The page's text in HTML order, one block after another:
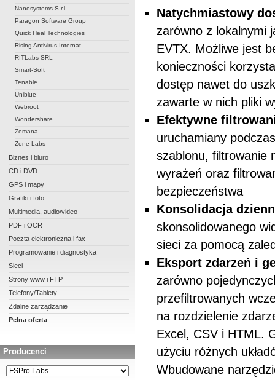
Nanosystems S.r.l.
Paragon Software Group
Quick Heal Technologies
Rising Antivirus Internat
RITLabs SRL
Smart-Soft
Tenable
Uniblue
Webroot
Wondershare
Zemana
Zone Labs
Biznes i biuro
CD i DVD
GPS i mapy
Grafiki i foto
Multimedia, audio/video
PDF i OCR
Poczta elektroniczna i fax
Programowanie i diagnostyka
Sieci
Strony www i FTP
Telefony/Tablety
Zdalne zarządzanie
Pełna oferta
Producenci
Natychmiastowy
zarówno z lokalnymi
EVTX. Możliwe jest
konieczności
dostęp nawet do
zawarte w nich pliki
Efektywne
uruchamiany
szablonu, filtrowanie
wyrażeń oraz
bezpieczeństwa
Konsolidacja
skonsolidowanego
sieci za pomocą
Eksport zdarzeń i
zarówno
przefiltrowanych
na rozdzielenie
Excel, CSV i HTML.
użyciu różnych
Wbudowane